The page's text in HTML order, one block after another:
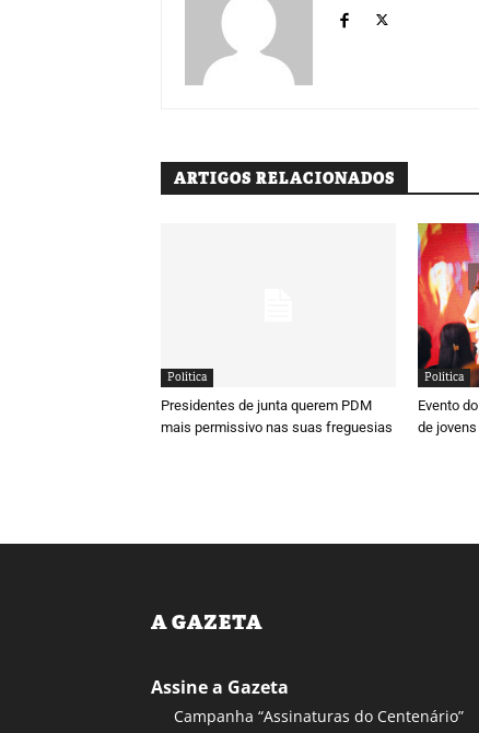
ARTIGOS RELACIONADOS
Política
Presidentes de junta querem PDM
mais permissivo nas suas freguesias
Política
Evento
de
A GAZETA
Assine a Gazeta
Campanha “Assinaturas do Centenário”